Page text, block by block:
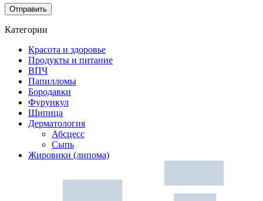
Категории
Красота и здоровье
Продукты и питание
ВПЧ
Папилломы
Бородавки
Фурункул
Шипица
Дерматология
Абсцесс
Сыпь
Жировики (липома)